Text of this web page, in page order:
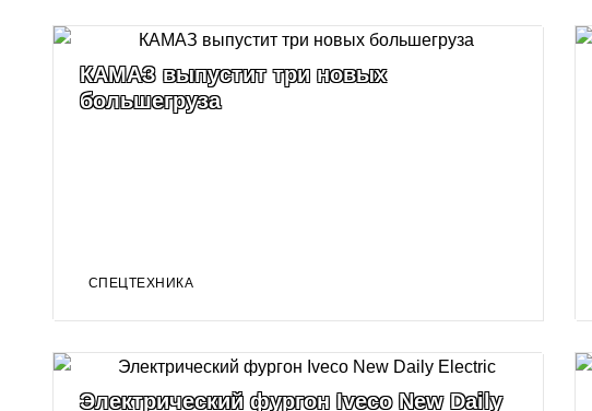
КАМАЗ выпустит три новых
большегруза
СПЕЦТЕХНИКА
Электрический фургон Iveco New Daily